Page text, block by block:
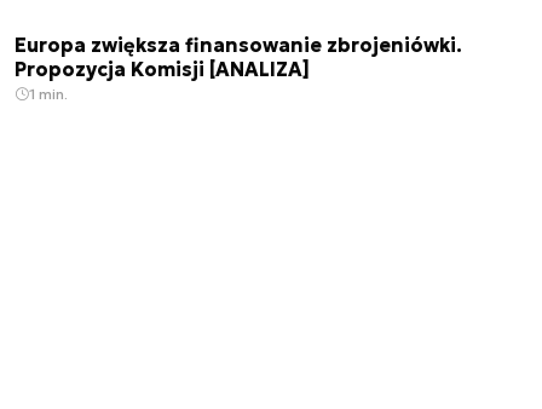
Europa zwiększa finansowanie zbrojeniówki.
Propozycja Komisji [ANALIZA]
1 min.